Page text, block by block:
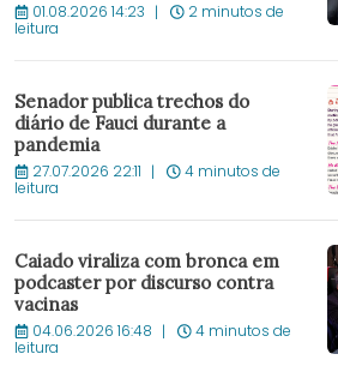
01.08.2026 14:23 2 minutos de
leitura
Senador publica trechos do
diário de Fauci durante a
pandemia
27.07.2026 22:11 4 minutos de
leitura
Caiado viraliza com bronca em
podcaster por discurso contra
vacinas
04.06.2026 16:48 4 minutos de
leitura